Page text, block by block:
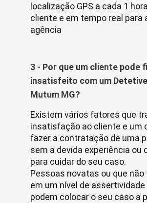
localização GPS a cada 1
cliente e em tempo real para
agência
3 - Por que um cliente pode
insatisfeito com um
Mutum MG?
Existem vários fatores que
insatisfação ao cliente e um
fazer a contratação de uma
sem a devida experiência ou
para cuidar do seu caso.
Pessoas novatas ou que
em um nível de assertividade
podem colocar o seu caso a